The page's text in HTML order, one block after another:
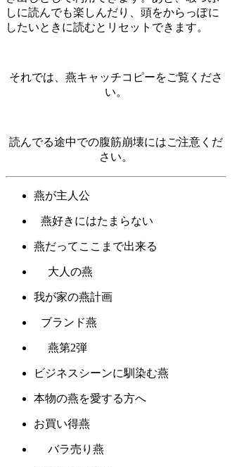
しに読んでも楽しんだり、頭をからっぽに
したいときに読むとリセットできます。
それでは、燕キャッチコピーをご覧くださ
い。
読んでる途中での腹筋崩壊にはご注意くだ
さい。
燕が主人公
燕好きにはたまらない
燕だってここまで出来る
大人の燕
我が家の燕計画
ブランド燕
燕第2弾
ビジネスシーンに馴染む燕
本物の燕を愛する方へ
お買い得燕
バラ売り燕